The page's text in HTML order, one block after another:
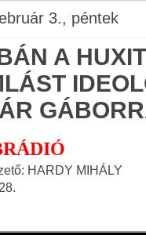
3., péntek
A
HARDY MIHÁLY